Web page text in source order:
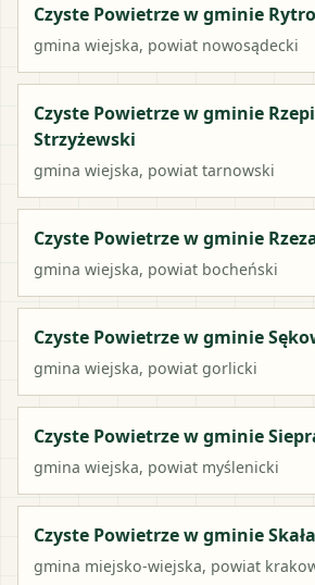
Czyste Powietrze w gminie Rytro
gmina wiejska, powiat nowosądecki
Czyste Powietrze w gminie
Strzyżewski
gmina wiejska, powiat tarnowski
Czyste Powietrze w gminie
gmina wiejska, powiat bocheński
Czyste Powietrze w gminie
gmina wiejska, powiat gorlicki
Czyste Powietrze w gminie
gmina wiejska, powiat myślenicki
Czyste Powietrze w gminie Skała
gmina miejsko-wiejska, powiat